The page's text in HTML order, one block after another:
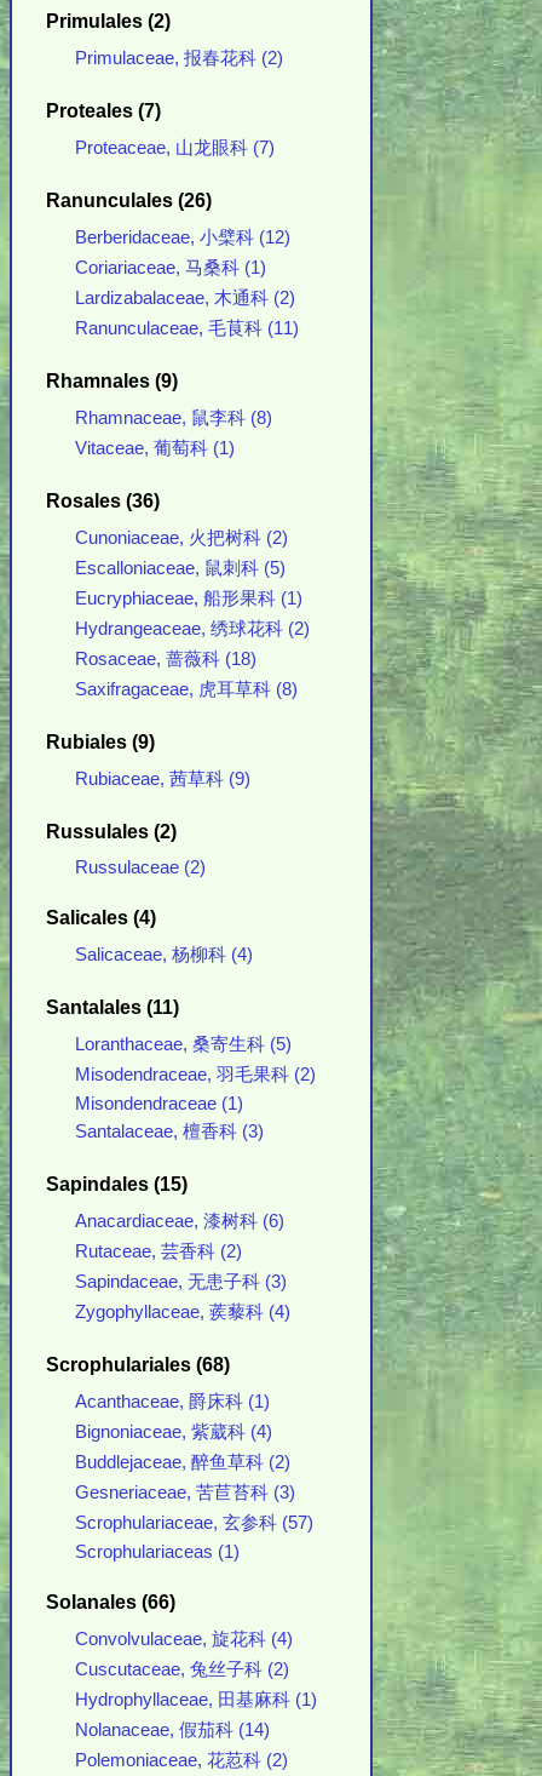
Primulales (2)
Primulaceae, 报春花科 (2)
Proteales (7)
Proteaceae, 山龙眼科 (7)
Ranunculales (26)
Berberidaceae, 小檗科 (12)
Coriariaceae, 马桑科 (1)
Lardizabalaceae, 木通科 (2)
Ranunculaceae, 毛茛科 (11)
Rhamnales (9)
Rhamnaceae, 鼠李科 (8)
Vitaceae, 葡萄科 (1)
Rosales (36)
Cunoniaceae, 火把树科 (2)
Escalloniaceae, 鼠刺科 (5)
Eucryphiaceae, 船形果科 (1)
Hydrangeaceae, 绣球花科 (2)
Rosaceae, 蔷薇科 (18)
Saxifragaceae, 虎耳草科 (8)
Rubiales (9)
Rubiaceae, 茜草科 (9)
Russulales (2)
Russulaceae (2)
Salicales (4)
Salicaceae, 杨柳科 (4)
Santalales (11)
Loranthaceae, 桑寄生科 (5)
Misodendraceae, 羽毛果科 (2)
Misondendraceae (1)
Santalaceae, 檀香科 (3)
Sapindales (15)
Anacardiaceae, 漆树科 (6)
Rutaceae, 芸香科 (2)
Sapindaceae, 无患子科 (3)
Zygophyllaceae, 蒺藜科 (4)
Scrophulariales (68)
Acanthaceae, 爵床科 (1)
Bignoniaceae, 紫葳科 (4)
Buddlejaceae, 醉鱼草科 (2)
Gesneriaceae, 苦苣苔科 (3)
Scrophulariaceae, 玄参科 (57)
Scrophulariaceas (1)
Solanales (66)
Convolvulaceae, 旋花科 (4)
Cuscutaceae, 兔丝子科 (2)
Hydrophyllaceae, 田基麻科 (1)
Nolanaceae, 假茄科 (14)
Polemoniaceae, 花荵科 (2)